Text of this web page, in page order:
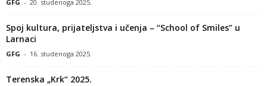
GFG - 20. studenoga 2025.
Spoj kultura, prijateljstva i učenja – “School of Smiles” u
Larnaci
GFG - 16. studenoga 2025.
Terenska „Krk“ 2025.